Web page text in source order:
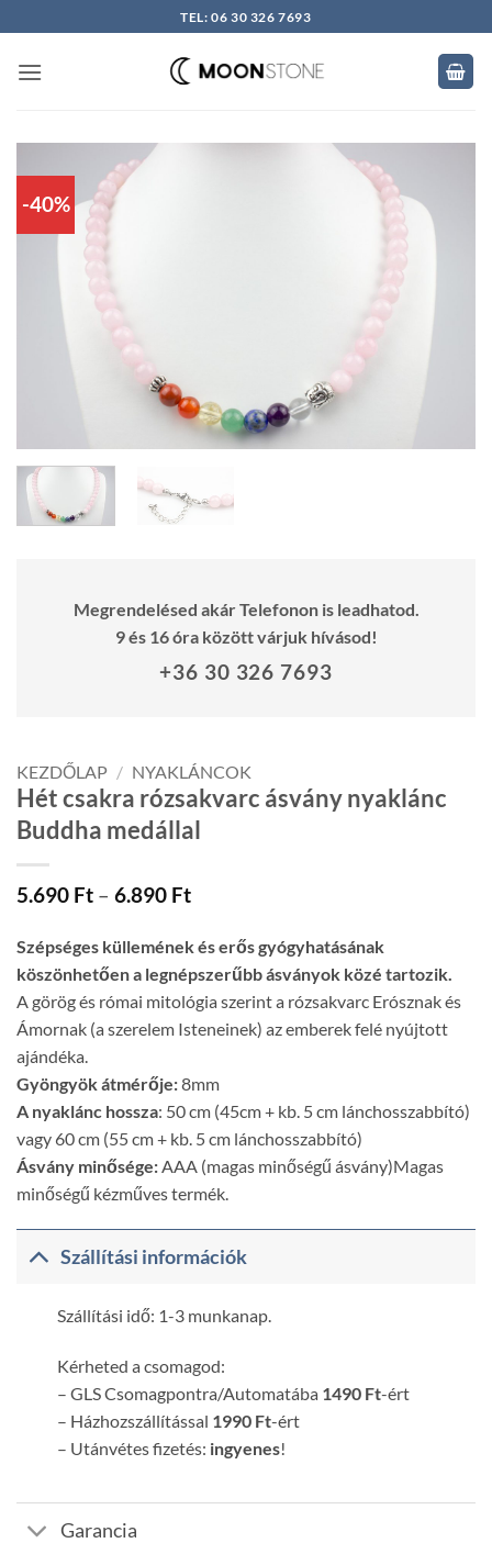
to
content
TEL: 06 30 326 7693
-40%
Megrendelésed akár Telefonon is leadhatod.
9 és 16 óra között várjuk hívásod!
+36 30 326 7693
KEZDŐLAP / NYAKLÁNCOK
Hét csakra rózsakvarc ásvány nyaklánc
Buddha medállal
5.690 Ft – 6.890 FtÁrtartomány:
6.890 Ft
Szépséges küllemének és erős gyógyhatásának
köszönhetően a legnépszerűbb ásványok közé tartozik.
A görög és római mitológia szerint a rózsakvarc Erósznak és
Ámornak (a szerelem Isteneinek) az emberek felé nyújtott
ajándéka.
Gyöngyök átmérője:8mm
A nyaklánc hossza: 50 cm (45cm + kb. 5 cm lánchosszabbító)
vagy 60 cm (55 cm + kb. 5 cm lánchosszabbító)
Ásvány minősége: AAA (magas minőségű ásvány)Magas
minőségű kézműves termék.
Szállítási információk
Szállítási idő: 1-3 munkanap.
Kérheted a csomagod:
– GLS Csomagpontra/Automatába 1490 Ft-ért
– Házhozszállítással 1990 Ft-ért
– Utánvétes fizetés: ingyenes!
Garancia